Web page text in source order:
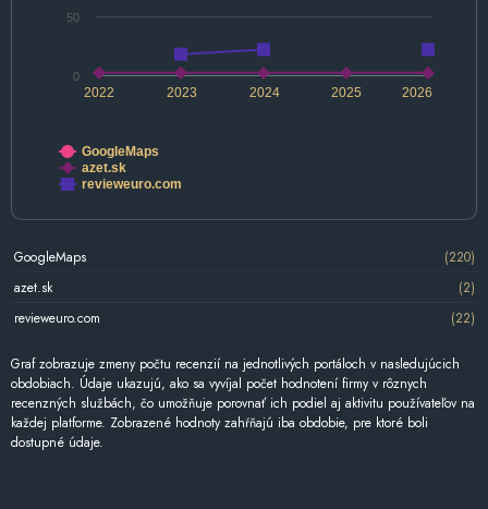
2022 2024 2026
2023 2025
0
50
GoogleMaps
azet.sk
revieweuro.com
GoogleMaps
(220)
azet.sk
(2)
revieweuro.com
(22)
Graf zobrazuje zmeny počtu recenzií na jednotlivých portáloch v nasledujúcich
obdobiach. Údaje ukazujú, ako sa vyvíjal počet hodnotení firmy v rôznych
recenzných službách, čo umožňuje porovnať ich podiel aj aktivitu používateľov na
každej platforme. Zobrazené hodnoty zahŕňajú iba obdobie, pre ktoré boli
dostupné údaje.